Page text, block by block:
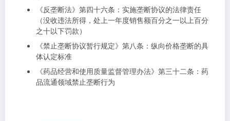
《反垄断法》第四十六条：实施垄断协议的法律责任
（没收违法所得，处上一年度销售额百分之一以上百分
之十以下罚款）
《禁止垄断协议暂行规定》第八条：纵向价格垄断的具
体认定标准
《药品经营和使用质量监督管理办法》第三十二条：药
品流通领域禁止垄断行为